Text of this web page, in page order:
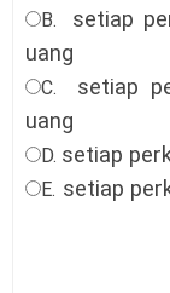
B. setiap
uang
C.
setiap
uang
D. setiap
E. setiap